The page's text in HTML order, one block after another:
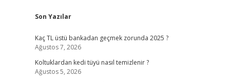
Sidebar
Son Yazılar
Kaç TL üstü bankadan geçmek zorunda 2025 ?
Ağustos 7, 2026
Koltuklardan kedi tüyü nasıl temizlenir ?
Ağustos 5, 2026